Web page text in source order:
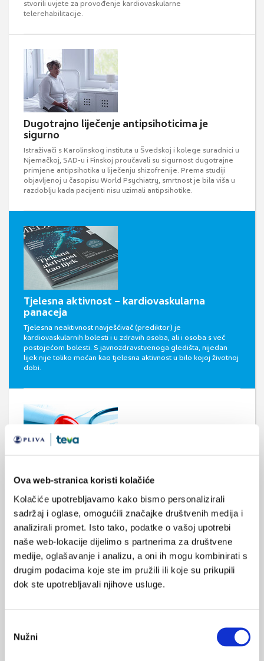
Ova web-stranica koristi kolačiće
Kolačiće upotrebljavamo kako bismo personalizirali
sadržaj i oglase, omogućili značajke društvenih medija i
analizirali promet. Isto tako, podatke o vašoj upotrebi
naše web-lokacije dijelimo s partnerima za društvene
medije, oglašavanje i analizu, a oni ih mogu kombinirati s
drugim podacima koje ste im pružili ili koje su prikupili
dok ste upotrebljavali njihove usluge.
pristanka
Nužni
stvorili uvjete za provođenje kardiovaskularne
telerehabilitacije.
Dugotrajno liječenje antipsihoticima je
sigurno
Istraživači s Karolinskog instituta u Švedskoj i kolege suradnici u
Njemačkoj, SAD-u i Finskoj proučavali su sigurnost dugotrajne
primjene antipsihotika u liječenju shizofrenije. Prema studiji
objavljenoj u časopisu World Psychiatry, smrtnost je bila viša u
razdoblju kada pacijenti nisu uzimali antipsihotike.
Tjelesna aktivnost – kardiovaskularna
panaceja
Tjelesna neaktivnost navješćivač (prediktor) je
kardiovaskularnih bolesti i u zdravih osoba, ali i osoba s već
postojećom bolesti. S javnozdravstvenoga gledišta, nijedan
lijek nije toliko moćan kao tjelesna aktivnost u bilo kojoj životnoj
dobi.
Normalne razine vitamina D u održavanju
Nakon rezultata nedavnog istraživanja provedenog među
starijom populacijom, znanstvenici zahtijevaju dodatna
ispitivanja koja će im pomoći utvrditi kako vitamin D u obliku
dodatka prehrani može spriječiti zatajenje srca.